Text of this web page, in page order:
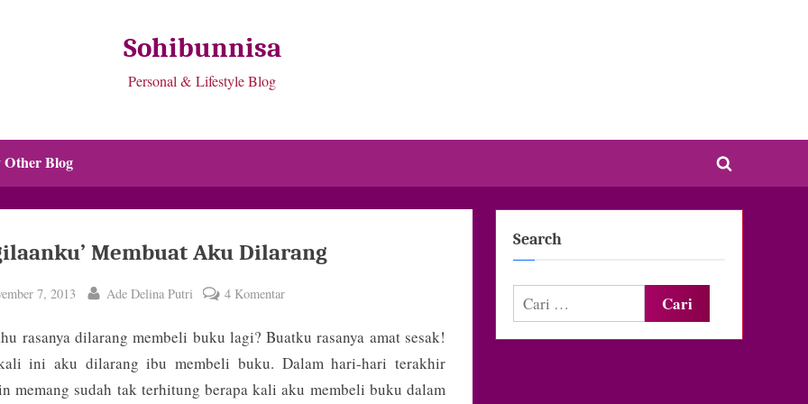
Sohibunnisa
Personal & Lifestyle Blog
Blog
Toggle
Membuat Aku Dilarang
7, 2013 By
Ade Delina Putri 4 Komentarpada
Membuat
Aku
Dilarang
rasanya dilarang membeli buku lagi? Buatku rasanya amat sesak!
ini aku dilarang ibu membeli buku. Dalam hari-hari terakhir
memang sudah tak terhitung berapa kali aku membeli buku dalam
Search
Cari
untuk: